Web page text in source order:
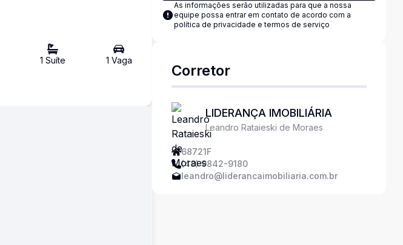
1 Suíte 1 Vaga
As informações serão utilizadas para que a nossa
equipe possa entrar em contato de acordo com a
política de privacidade e termos de serviço
Corretor
LIDERANÇA IMOBILIÁRIA
Leandro Rataieski de Moraes
68721F
(48) 9842-9180
leandro@liderancaimobiliaria.com.br